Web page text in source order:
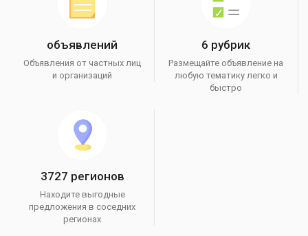
объявлений
Объявления от частных лиц
и организаций
6 рубрик
Размещайте объявление на
любую тематику легко и
быстро
3727 регионов
Находите выгодные
предложения в соседних
регионах